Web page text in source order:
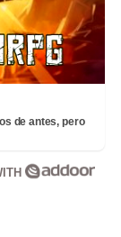
de antes, pero